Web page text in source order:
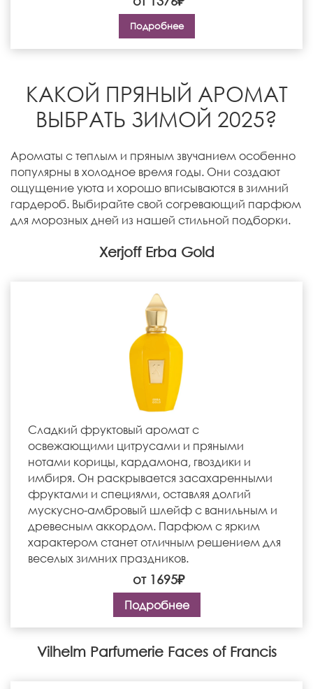
Подробнее
КАКОЙ ПРЯНЫЙ АРОМАТ
ВЫБРАТЬ ЗИМОЙ 2025?
Ароматы с теплым и пряным звучанием особенно
популярны в холодное время годы. Они создают
ощущение уюта и хорошо вписываются в зимний
гардероб. Выбирайте свой согревающий парфюм
для морозных дней из нашей стильной подборки.
Xerjoff Erba Gold
Сладкий фруктовый аромат с
освежающими цитрусами и пряными
нотами корицы, кардамона, гвоздики и
имбиря. Он раскрывается засахаренными
фруктами и специями, оставляя долгий
мускусно-амбровый шлейф с ванильным и
древесным аккордом. Парфюм с ярким
характером станет отличным решением для
веселых зимних праздников.
от 1695₽
Подробнее
Vilhelm Parfumerie Faces of Francis